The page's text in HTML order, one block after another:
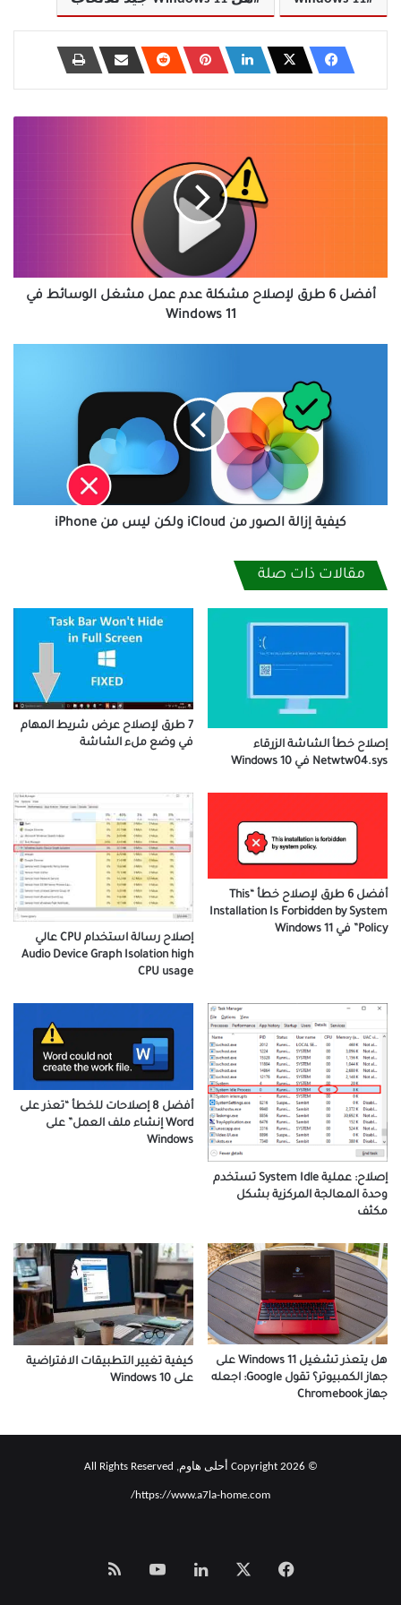
الوسائط
أفضل 6 طرق لإصلاح مشكلة عدم عمل مشغل الوسائط في
Windows 11
iPhone
كيفية إزالة الصور من iCloud ولكن ليس من iPhone
مقالات ذات صلة
إصلاح خطأ الشاشة الزرقاء
Netwtw04.sys في Windows 10
7 طرق لإصلاح عرض شريط المهام
في وضع ملء الشاشة
أفضل 6 طرق لإصلاح خطأ “This
Installation Is Forbidden by System
Policy” في Windows 11
إصلاح رسالة استخدام CPU عالي
Audio Device Graph Isolation high
CPU usage
إصلاح: عملية System Idle تستخدم
وحدة المعالجة المركزية بشكل
مكثف
أفضل 8 إصلاحات للخطأ “تعذر على
Word إنشاء ملف العمل” على
Windows
هل يتعذر تشغيل Windows 11 على
جهاز الكمبيوتر؟ تقول Google: اجعله
جهاز Chromebook
كيفية تغيير التطبيقات الافتراضية
على Windows 10
© Copyright 2026 أحلى هاوم, All Rights Reserved
https://www.a7la-home.com/
فيسبوك لينكدإن‫YouTube
Smart